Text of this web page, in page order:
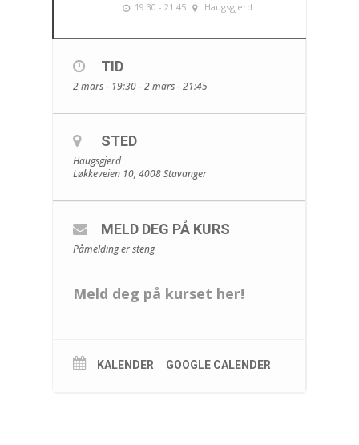
19:30 - 21:45 Haugsgjerd
TID
2 mars - 19:30 - 2 mars - 21:45
STED
Haugsgjerd
Løkkeveien 10, 4008 Stavanger
MELD DEG PÅ KURS
Påmelding er steng
Meld deg på kurset her!
KALENDER GOOGLE CALENDER